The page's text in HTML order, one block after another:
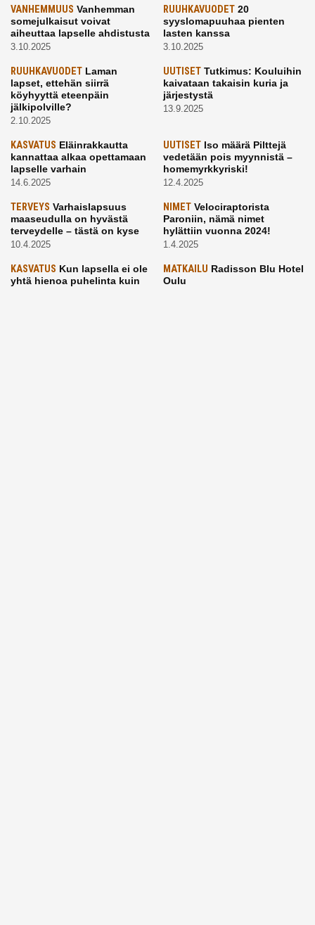
VANHEMMUUS Vanhemman
somejulkaisut voivat
aiheuttaa lapselle ahdistusta
3.10.2025
RUUHKAVUODET20
syyslomapuuhaa pienten
lasten kanssa
3.10.2025
RUUHKAVUODET Laman
lapset, ettehän siirrä
köyhyyttä eteenpäin
jälkipolville?
2.10.2025
UUTISETTutkimus: Kouluihin
kaivataan takaisin kuria ja
järjestystä
13.9.2025
KASVATUS Eläinrakkautta
kannattaa alkaa opettamaan
lapselle varhain
14.6.2025
UUTISETIso määrä Pilttejä
vedetään pois myynnistä –
homemyrkkyriski!
12.4.2025
TERVEYS Varhaislapsuus
maaseudulla on hyvästä
terveydelle – tästä on kyse
10.4.2025
NIMETVelociraptorista
Paroniin, nämä nimet
hylättiin vuonna 2024!
1.4.2025
KASVATUS Kun lapsella ei ole
yhtä hienoa puhelinta kuin
MATKAILU Radisson Blu Hotel
Oulu